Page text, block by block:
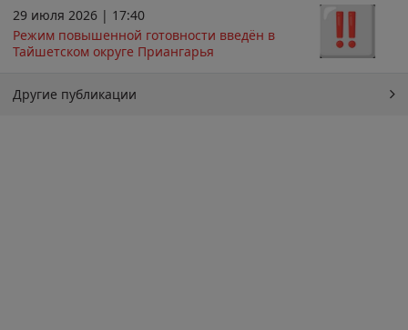
29 июля 2026 | 17:40
Режим повышенной готовности введён в
Тайшетском округе Приангарья
Другие публикации